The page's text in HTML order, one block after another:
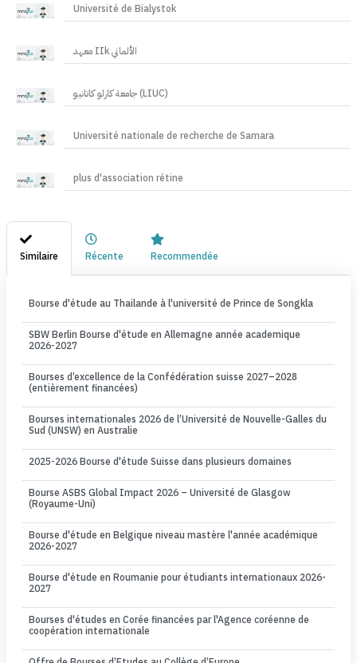
Université de Bialystok
معهد IIk الألماني
جامعة كارلو كاتانيو (LIUC)
Université nationale de recherche de Samara
plus d'association rétine
Similaire Récente Recommendée
Bourse d'étude au Thailande à l'université de Prince de Songkla
SBW Berlin Bourse d'étude en Allemagne année academique
2026-2027
Bourses d’excellence de la Confédération suisse 2027–2028
(entièrement financées)
Bourses internationales 2026 de l’Université de Nouvelle-Galles du
Sud (UNSW) en Australie
2025-2026 Bourse d'étude Suisse dans plusieurs domaines
Bourse ASBS Global Impact 2026 – Université de Glasgow
(Royaume-Uni)
Bourse d'étude en Belgique niveau mastère l'année académique
2026-2027
Bourse d'étude en Roumanie pour étudiants internationaux 2026-
2027
Bourses d'études en Corée financées par l'Agence coréenne de
coopération internationale